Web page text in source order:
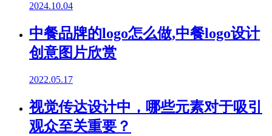
2024.10.04
中餐品牌的logo怎么做,中餐logo设计
创意图片欣赏
2022.05.17
视觉传达设计中，哪些元素对于吸引
观众至关重要？